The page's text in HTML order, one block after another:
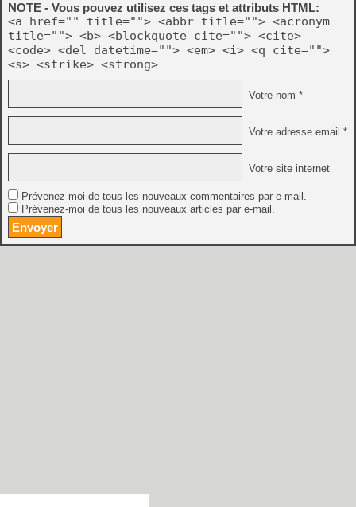
NOTE - Vous pouvez utilisez ces tags et attributs HTML:
<a href="" title=""> <abbr title=""> <acronym
title=""> <b> <blockquote cite=""> <cite>
<code> <del datetime=""> <em> <i> <q cite="">
<s> <strike> <strong>
Votre nom *
Votre adresse email *
Votre site internet
Prévenez-moi de tous les nouveaux commentaires par e-mail.
Prévenez-moi de tous les nouveaux articles par e-mail.